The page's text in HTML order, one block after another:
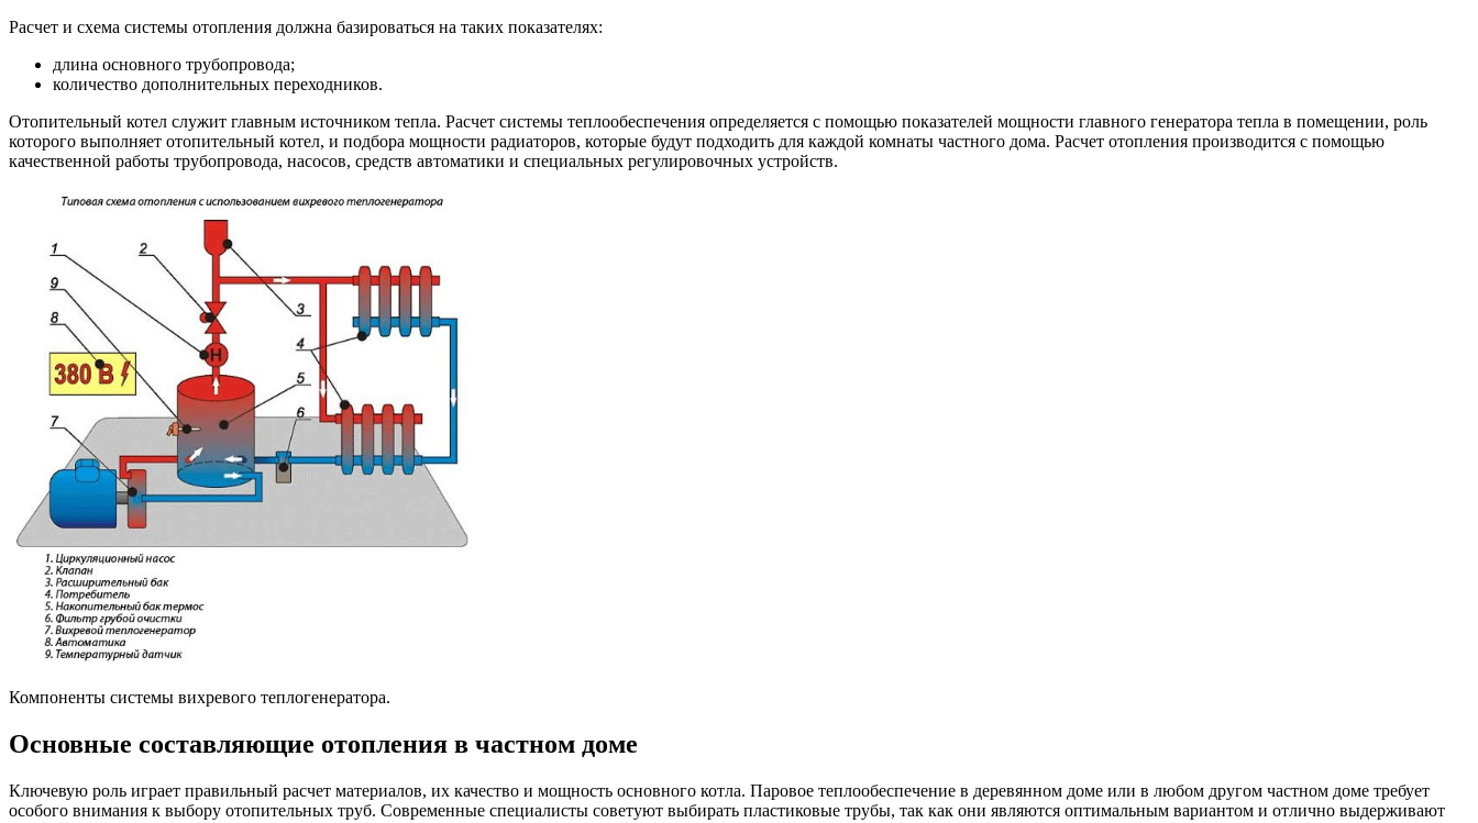
Расчет и схема системы отопления должна базироваться на таких показателях:
длина основного трубопровода;
количество дополнительных переходников.
Отопительный котел служит главным источником тепла. Расчет системы теплообеспечения определяется с помощью показателей мощности главного генератора тепла в помещении, роль
которого выполняет отопительный котел, и подбора мощности радиаторов, которые будут подходить для каждой комнаты частного дома. Расчет отопления производится с помощью
качественной работы трубопровода, насосов, средств автоматики и специальных регулировочных устройств.
Компоненты системы вихревого теплогенератора.
Основные составляющие отопления в частном доме
Ключевую роль играет правильный расчет материалов, их качество и мощность основного котла. Паровое теплообеспечение в деревянном доме или в любом другом частном доме требует
особого внимания к выбору отопительных труб. Современные специалисты советуют выбирать пластиковые трубы, так как они являются оптимальным вариантом и отлично выдерживают